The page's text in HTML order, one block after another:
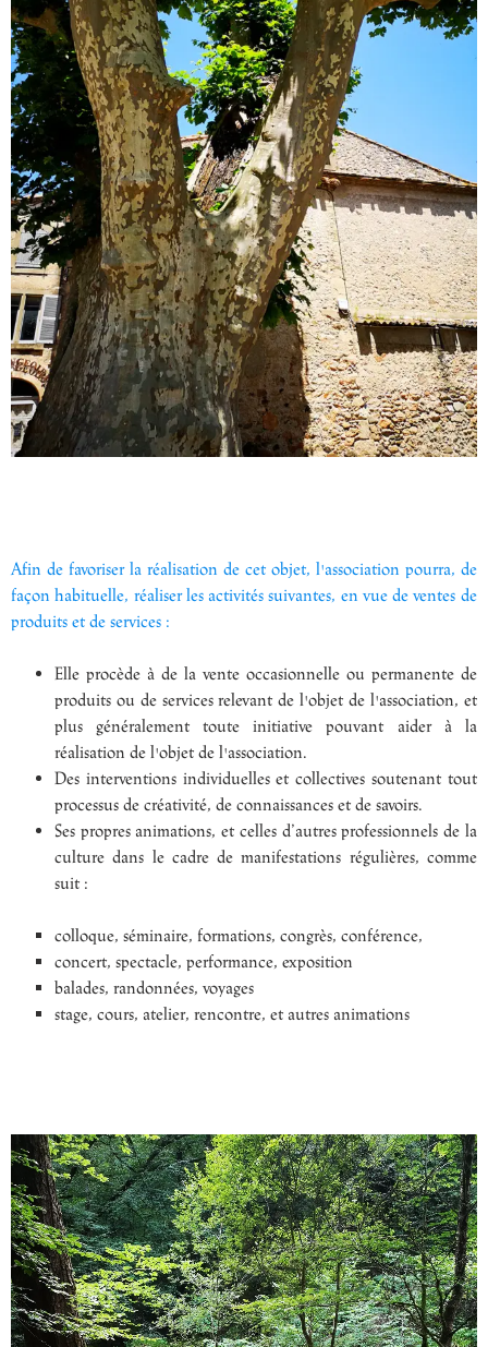
Afin de favoriser la réalisation de cet objet, l'association pourra, de
façon habituelle, réaliser les activités suivantes, en vue de ventes de
produits et de services :
Elle procède à de la vente occasionnelle ou permanente de
produits ou de services relevant de l'objet de l'association, et
plus généralement toute initiative pouvant aider à la
réalisation de l'objet de l'association.
Des interventions individuelles et collectives soutenant tout
processus de créativité, de connaissances et de savoirs.
Ses propres animations, et celles d’autres professionnels de la
culture dans le cadre de manifestations régulières, comme
suit :
colloque, séminaire, formations, congrès, conférence,
concert, spectacle, performance, exposition
balades, randonnées, voyages
stage, cours, atelier, rencontre, et autres animations